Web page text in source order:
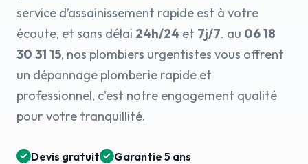
service d’assainissement rapide est à votre
écoute, et sans délai 24h/24 et 7j/7. au 06 18
30 31 15, nos plombiers urgentistes vous offrent
un dépannage plomberie rapide et
professionnel, c'est notre engagement qualité
pour votre tranquillité.
Devis gratuit
Garantie 5 ans